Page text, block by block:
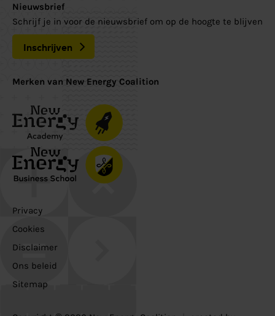
Nieuwsbrief
Schrijf je in voor de nieuwsbrief om op de hoogte te blijven
Inschrijven
Merken van New Energy Coalition
Privacy
Cookies
Disclaimer
Ons beleid
Sitemap